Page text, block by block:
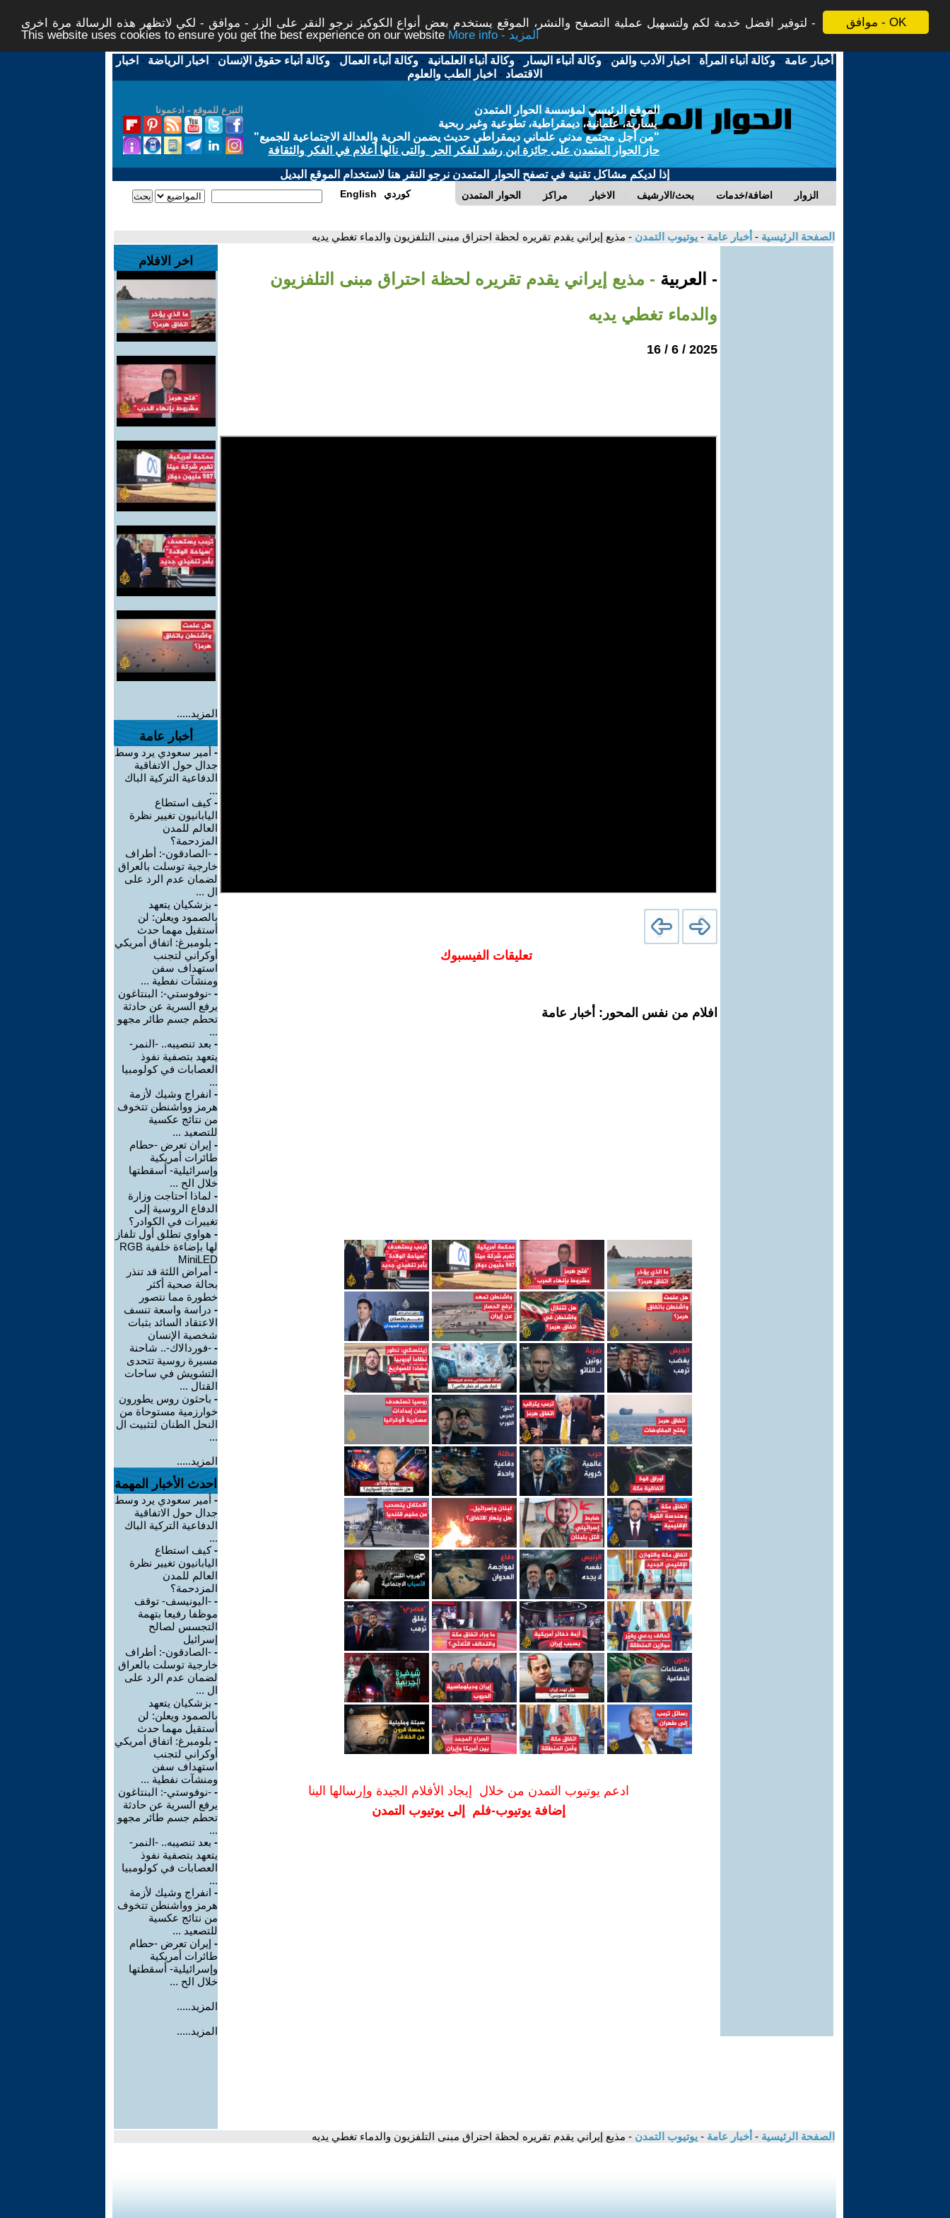
موافق - OK
لتوفير افضل خدمة لكم ولتسهيل عملية التصفح والنشر، الموقع يستخدم بعض أنواع الكوكيز نرجو النقر على الزر - موافق - لكي لاتظهر هذه الرسالة مرة اخرى -
This website uses cookies to ensure you get the best experience on our website
More info - المزيد
أخبار عامة -وكالة أنباء المرأة - اخبار الأدب والفن -وكالة أنباء اليسار -وكالة أنباء العلمانية -وكالة أنباء العمال -وكالة أنباء حقوق الإنسان - اخبار الرياضة - اخبار
الاقتصاد - اخبار الطب والعلوم
التبرع للموقع - ادعمونا
الموقع الرئيسي لمؤسسة الحوار المتمدن
يسارية، علمانية، ديمقراطية، تطوعية وغير ربحية
"من أجل مجتمع مدني علماني ديمقراطي حديث يضمن الحرية والعدالة الاجتماعية للجميع"
حاز الحوار المتمدن على جائزة ابن رشد للفكر الحر والتى نالها أعلام في الفكر والثقافة
إذا لديكم مشاكل تقنية في تصفح الحوار المتمدن نرجو النقر هنا لاستخدام الموقع البديل
الحوار المتمدن مراكز الاخبار بحث/الارشيف اضافة/خدمات الزوار English كوردي
الصفحة الرئيسية - أخبار عامة - يوتيوب التمدن - مذيع إيراني يقدم تقريره لحظة احتراق مبنى التلفزيون والدماء تغطي يديه
- العربية - مذيع إيراني يقدم تقريره لحظة احتراق مبنى التلفزيون
والدماء تغطي يديه
2025 / 6 / 16
تعليقات الفيسبوك
افلام من نفس المحور: أخبار عامة
ادعم يوتيوب التمدن من خلال إيجاد الأفلام الجيدة وإرسالها الينا
إضافة يوتيوب-فلم إلى يوتيوب التمدن
اخر الافلام
المزيد.....
أخبار عامة
- أمير سعودي يرد وسط
جدال حول الاتفاقية
الدفاعية التركية الباك
...
-كيف استطاع
اليابانيون تغيير نظرة
العالم للمدن
المزدحمة؟
- -الصادقون-: أطراف
خارجية توسلت بالعراق
لضمان عدم الرد على
ال ...
- بزشكيان يتعهد
بالصمود ويعلن: لن
أستقيل مهما حدث
- بلومبرغ: اتفاق أمريكي
أوكراني لتجنب
استهداف سفن
ومنشآت نفطية ...
- -نوفوستي-: البنتاغون
يرفع السرية عن حادثة
تحطم جسم طائر مجهو
...
- بعد تنصيبه.. -النمر-
يتعهد بتصفية نفوذ
العصابات في كولومبيا
...
- انفراج وشيك لأزمة
هرمز وواشنطن تتخوف
من نتائج عكسية
للتصعيد ...
- إيران تعرض -حطام
طائرات أمريكية
وإسرائيلية- أسقطتها
خلال الح ...
- لماذا احتاجت وزارة
الدفاع الروسية إلى
تغييرات في الكوادر؟
- هواوي تطلق أول تلفاز
لها بإضاءة خلفية RGB
MiniLED
- أمراض اللثة قد تنذر
بحالة صحية أكثر
خطورة مما نتصور
- دراسة واسعة تنسف
الاعتقاد السائد بثبات
شخصية الإنسان
- -فوردالاك-.. شاحنة
مسيرة روسية تتحدى
التشويش في ساحات
القتال ...
- باحثون روس يطورون
خوارزمية مستوحاة من
النحل الطنان لتثبيت ال
...
المزيد.....
احدث الأخبار المهمة
- أمير سعودي يرد وسط
جدال حول الاتفاقية
الدفاعية التركية الباك
...
-كيف استطاع
اليابانيون تغيير نظرة
العالم للمدن
المزدحمة؟
- -اليونيسف- توقف
موظفا رفيعا بتهمة
التجسس لصالح
إسرائيل
- -الصادقون-: أطراف
خارجية توسلت بالعراق
لضمان عدم الرد على
ال ...
- بزشكيان يتعهد
بالصمود ويعلن: لن
أستقيل مهما حدث
- بلومبرغ: اتفاق أمريكي
أوكراني لتجنب
استهداف سفن
ومنشآت نفطية ...
- -نوفوستي-: البنتاغون
يرفع السرية عن حادثة
تحطم جسم طائر مجهو
...
- بعد تنصيبه.. -النمر-
يتعهد بتصفية نفوذ
العصابات في كولومبيا
...
- انفراج وشيك لأزمة
هرمز وواشنطن تتخوف
من نتائج عكسية
للتصعيد ...
- إيران تعرض -حطام
طائرات أمريكية
وإسرائيلية- أسقطتها
خلال الح ...
المزيد.....
المزيد.....
الصفحة الرئيسية - أخبار عامة - يوتيوب التمدن - مذيع إيراني يقدم تقريره لحظة احتراق مبنى التلفزيون والدماء تغطي يديه